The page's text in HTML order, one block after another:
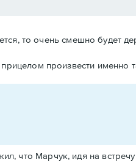
то очень смешно будет
произвести именно
что Марчук, идя на